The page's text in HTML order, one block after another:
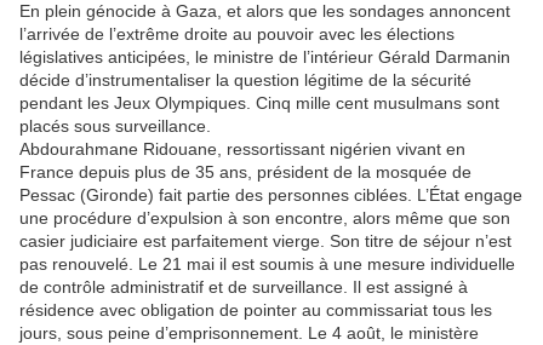
En plein génocide à Gaza, et alors que les sondages annoncent
l’arrivée de l’extrême droite au pouvoir avec les élections
législatives anticipées, le ministre de l’intérieur Gérald Darmanin
décide d’instrumentaliser la question légitime de la sécurité
pendant les Jeux Olympiques. Cinq mille cent musulmans sont
placés sous surveillance.
Abdourahmane Ridouane, ressortissant nigérien vivant en
France depuis plus de 35 ans, président de la mosquée de
Pessac (Gironde) fait partie des personnes ciblées. L’État engage
une procédure d’expulsion à son encontre, alors même que son
casier judiciaire est parfaitement vierge. Son titre de séjour n’est
pas renouvelé. Le 21 mai il est soumis à une mesure individuelle
de contrôle administratif et de surveillance. Il est assigné à
résidence avec obligation de pointer au commissariat tous les
jours, sous peine d’emprisonnement. Le 4 août, le ministère